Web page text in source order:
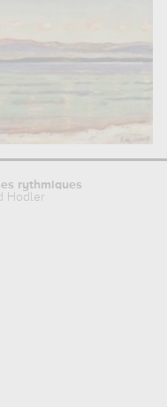
rythmiques
Hodler